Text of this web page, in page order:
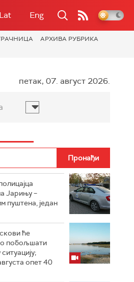
Lat Eng
АРХИВА РУБРИКА
петак, 07. август 2026.
Јарињу –
пуштена, један
ће
побољшати
опет 40